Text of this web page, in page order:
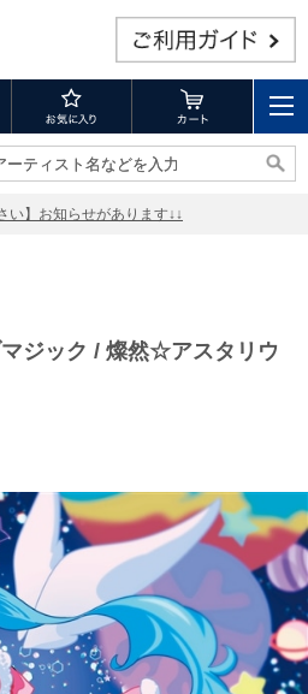
ーティスト名などを入力
ーティスト名などを入力
い】お知らせがあります↓↓
ジック / 燦然☆アスタリウ